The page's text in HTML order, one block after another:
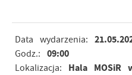
Data wydarzenia:
Godz.: 09:00
Lokalizacja:
Hala MOSiR